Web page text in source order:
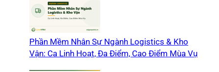
Phần Mềm Nhân Sự Ngành Logistics & Kho
Vận: Ca Linh Hoạt, Đa Điểm, Cao Điểm Mùa Vụ